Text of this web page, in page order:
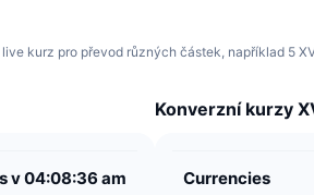
kurz pro převod různých částek, například 5
v 04:08:36 am
Konverzní kurzy
Currencies